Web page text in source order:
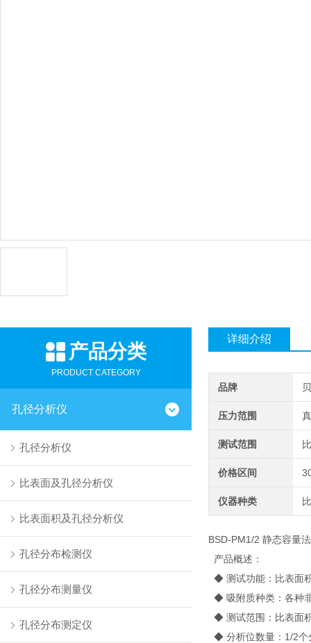
产品分类
PRODUCT CATEGORY
孔径分析仪
孔径分析仪
比表面及孔径分析仪
比表面积及孔径分析仪
孔径分布检测仪
孔径分布测量仪
孔径分布测定仪
详细介绍
品牌
压力范围
测试范围
价格区间
仪器种类
BSD-PM1/2 静态容量
产品概述：
◆ 测试功能：比表面
◆ 吸附质种类：各种
◆ 测试范围：比表面
◆ 分析位数量：1/2个